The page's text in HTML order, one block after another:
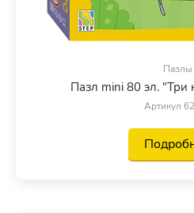
Пазлы
Пазл mini 80 эл.
Артикул